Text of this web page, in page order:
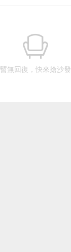
暫無回復，快來搶沙發